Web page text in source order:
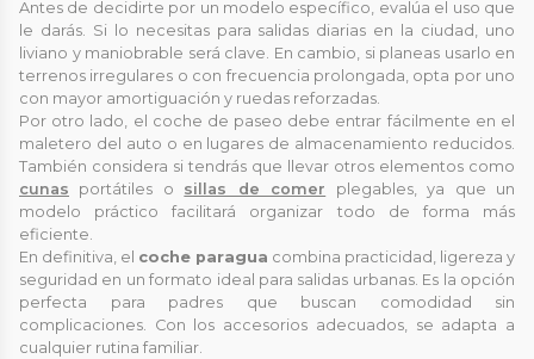
Antes de decidirte por un modelo específico, evalúa el uso que
le darás. Si lo necesitas para salidas diarias en la ciudad, uno
liviano y maniobrable será clave. En cambio, si planeas usarlo en
terrenos irregulares o con frecuencia prolongada, opta por uno
con mayor amortiguación y ruedas reforzadas.
Por otro lado, el coche de paseo debe entrar fácilmente en el
maletero del auto o en lugares de almacenamiento reducidos.
También considera si tendrás que llevar otros elementos como
cunas portátiles o sillas de comer plegables, ya que un
modelo práctico facilitará organizar todo de forma más
eficiente.
En definitiva, el coche paragua combina practicidad, ligereza y
seguridad en un formato ideal para salidas urbanas. Es la opción
perfecta para padres que buscan comodidad sin
complicaciones. Con los accesorios adecuados, se adapta a
cualquier rutina familiar.